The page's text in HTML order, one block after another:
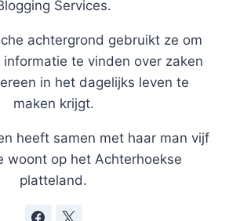
Services.
achtergrond gebruikt ze om
te vinden over zaken
in het dagelijks leven te
maken krijgt.
heeft samen met haar man vijf
woont op het Achterhoekse
platteland.